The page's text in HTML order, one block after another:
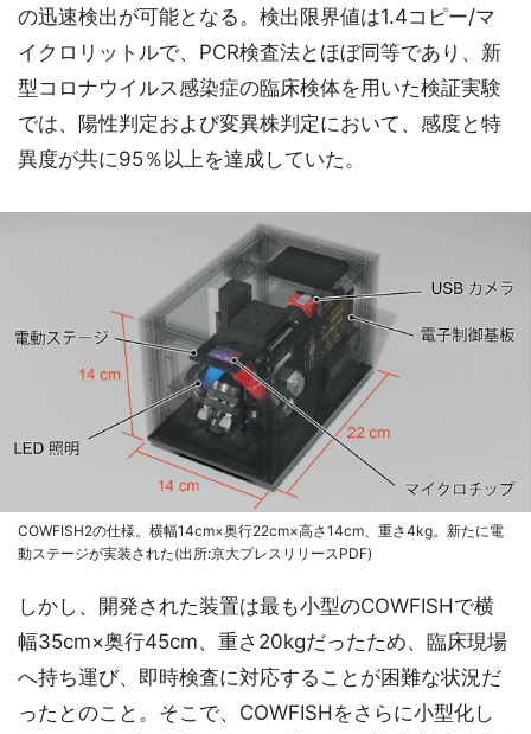
の迅速検出が可能となる。検出限界値は1.4コピー/マ
イクロリットルで、PCR検査法とほぼ同等であり、新
型コロナウイルス感染症の臨床検体を用いた検証実験
では、陽性判定および変異株判定において、感度と特
異度が共に95％以上を達成していた。
COWFISH2の仕様。横幅14cm×奥行22cm×高さ14cm、重さ4kg。新たに電
動ステージが実装された(出所:京大プレスリリースPDF)
しかし、開発された装置は最も小型のCOWFISHで横
幅35cm×奥行45cm、重さ20kgだったため、臨床現場
へ持ち運び、即時検査に対応することが困難な状況だ
ったとのこと。そこで、COWFISHをさらに小型化し